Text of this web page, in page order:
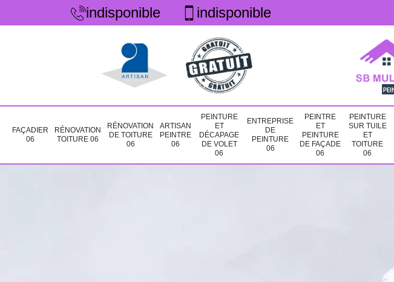
indisponible indisponible
FAÇADIER
06
RÉNOVATION
TOITURE 06
RÉNOVATION
DE TOITURE
06
ARTISAN
PEINTRE
06
PEINTURE
ET
DÉCAPAGE
DE VOLET
06
ENTREPRISE
DE
PEINTURE
06
PEINTRE
ET
PEINTURE
DE FAÇADE
06
PEINTURE
SUR TUILE
ET
TOITURE
06